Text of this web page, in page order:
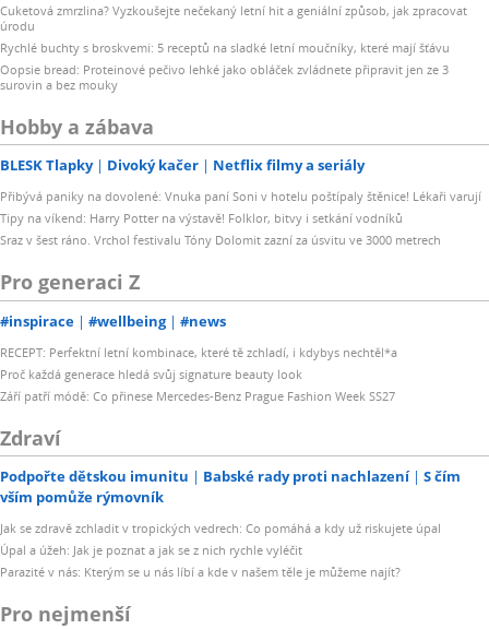
Cuketová zmrzlina? Vyzkoušejte nečekaný letní hit a geniální způsob, jak zpracovat
úrodu
Rychlé buchty s broskvemi: 5 receptů na sladké letní moučníky, které mají šťávu
Oopsie bread: Proteinové pečivo lehké jako obláček zvládnete připravit jen ze 3
surovin a bez mouky
Hobby a zábava
BLESK Tlapky Divoký kačer Netflix filmy a seriály
Přibývá paniky na dovolené: Vnuka paní Soni v hotelu poštípaly štěnice! Lékaři varují
Tipy na víkend: Harry Potter na výstavě! Folklor, bitvy i setkání vodníků
Sraz v šest ráno. Vrchol festivalu Tóny Dolomit zazní za úsvitu ve 3000 metrech
Pro generaci Z
#inspirace #wellbeing #news
RECEPT: Perfektní letní kombinace, které tě zchladí, i kdybys nechtěl*a
Proč každá generace hledá svůj signature beauty look
Září patří módě: Co přinese Mercedes-Benz Prague Fashion Week SS27
Zdraví
Podpořte dětskou imunitu Babské rady proti nachlazení
S čím
vším pomůže rýmovník
Jak se zdravě zchladit v tropických vedrech: Co pomáhá a kdy už riskujete úpal
Úpal a úžeh: Jak je poznat a jak se z nich rychle vyléčit
Parazité v nás: Kterým se u nás líbí a kde v našem těle je můžeme najít?
Pro nejmenší